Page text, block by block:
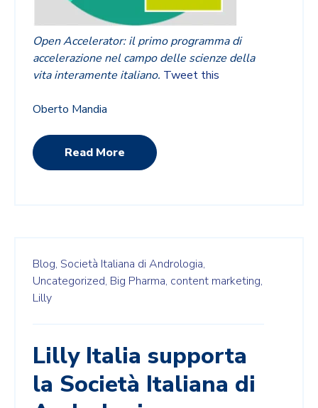
Open Accelerator: il primo programma di
accelerazione nel campo delle scienze della
vita interamente italiano. Tweet this
Oberto Mandia
Read More
Blog, Società Italiana di Andrologia,
Uncategorized, Big Pharma, content marketing,
Lilly
Lilly Italia supporta
la Società Italiana di